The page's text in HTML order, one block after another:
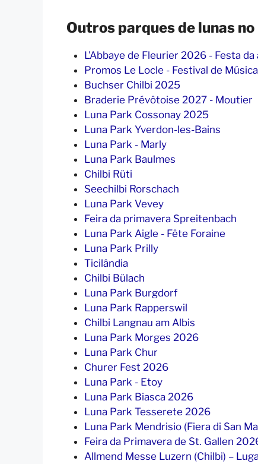
Outros parques de lunas
L'Abbaye de Fleurier 2026 - Festa da
Promos Le Locle - Festival de
Buchser Chilbi 2025
Braderie Prévôtoise 2027 - Moutier
Luna Park Cossonay 2025
Luna Park Yverdon-les-Bains
Luna Park - Marly
Luna Park Baulmes
Chilbi Rüti
Seechilbi Rorschach
Luna Park Vevey
Feira da primavera Spreitenbach
Luna Park Aigle - Fête Foraine
Luna Park Prilly
Ticilândia
Chilbi Bülach
Luna Park Burgdorf
Luna Park Rapperswil
Chilbi Langnau am Albis
Luna Park Morges 2026
Luna Park Chur
Churer Fest 2026
Luna Park - Etoy
Luna Park Biasca 2026
Luna Park Tesserete 2026
Luna Park Mendrisio (Fiera di San
Feira da Primavera de St. Gallen
Allmend Messe Luzern (Chilbi) –